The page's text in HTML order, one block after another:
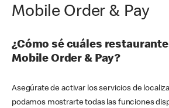
Mobile Order & Pay
¿Cómo sé cuáles
Mobile Order & Pay?
Asegúrate de activar los servicios de
podamos mostrarte todas las funciones